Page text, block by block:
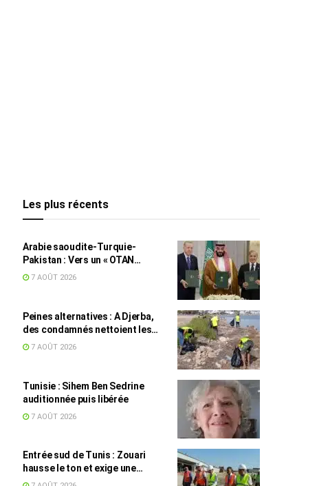
Les plus récents
Arabie saoudite-Turquie-
Pakistan : Vers un « OTAN
islamique » ?
7 AOÛT 2026
Peines alternatives : A Djerba,
des condamnés nettoient les
plages
7 AOÛT 2026
Tunisie : Sihem Ben Sedrine
auditionnée puis libérée
7 AOÛT 2026
Entrée sud de Tunis : Zouari
hausse le ton et exige une
accélération des travaux